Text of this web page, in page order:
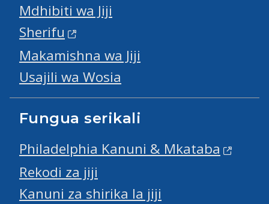
Mdhibiti wa Jiji
Sherifu
Makamishna wa Jiji
Usajili wa Wosia
Fungua serikali
Philadelphia Kanuni & Mkataba
Rekodi za jiji
Kanuni za shirika la jiji